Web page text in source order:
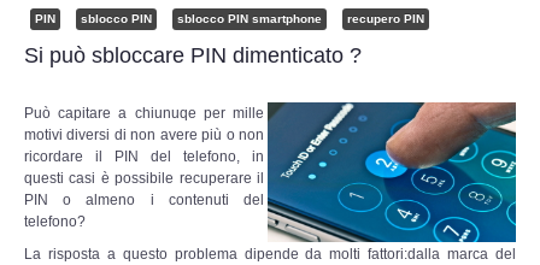
Perizia Data Breach
Digital Intelligence OSINT
Indagini su computer
PIN
sblocco PIN sblocco PIN smartphone recupero PIN
Si può sbloccare PIN dimenticato ?
Può capitare a chiunuqe per mille
motivi diversi di non avere più o non
ricordare il PIN del telefono, in
questi casi è possibile recuperare il
PIN o almeno i contenuti del
telefono?
La risposta a questo problema dipende da molti fattori:dalla marca del